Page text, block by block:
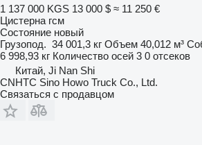
1 137 000 KGS 13 000 $ ≈ 11 250 €
Цистерна гсм
Состояние новый
Грузопод. 34 001,3 кг Объем 40,012 м³
6 998,93 кг Количество осей 3 0 отсеков
Китай, Ji Nan Shi
CNHTC Sino Howo Truck Co., Ltd.
Связаться с продавцом